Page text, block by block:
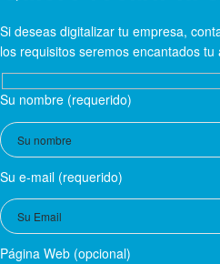
Si deseas digitalizar tu empresa,
los requisitos seremos encantados
Su nombre (requerido)
Su e-mail (requerido)
Página Web (opcional)